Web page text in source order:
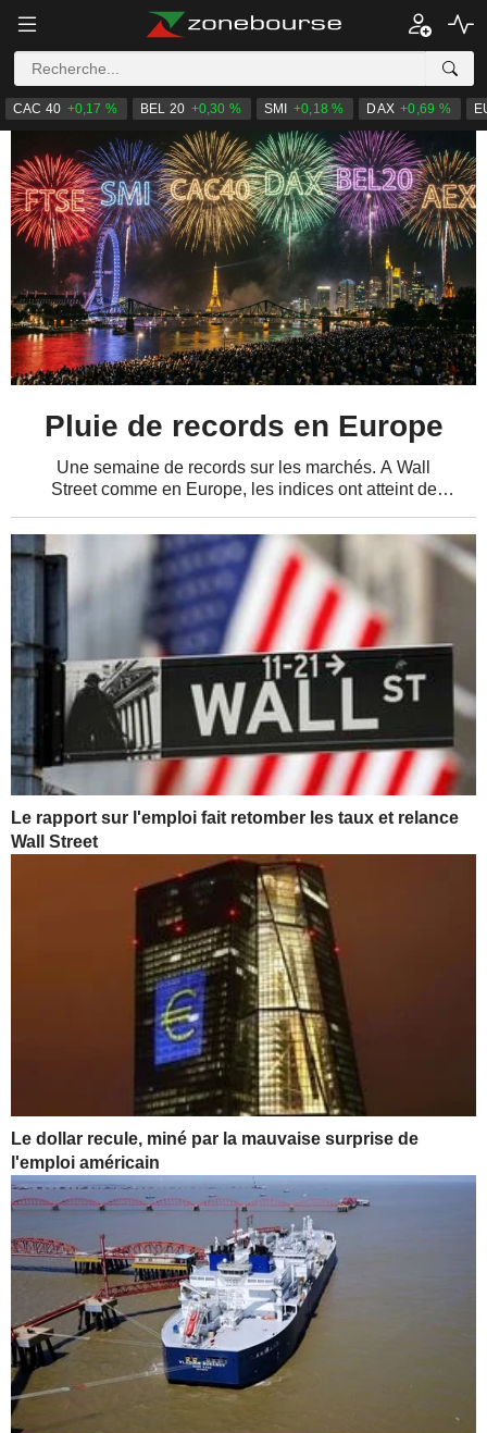
CAC 40 +0,17 % BEL 20 +0,30 % SMI +0,18 % DAX +0,69 %
Le rapport sur l'emploi fait retomber les taux et relance
Wall Street
Le dollar recule, miné par la mauvaise surprise de
l'emploi américain
Pluie de records en Europe
Une semaine de records sur les marchés. A Wall
Street comme en Europe, les indices ont atteint de
d'entreprises et une relative détente de la...